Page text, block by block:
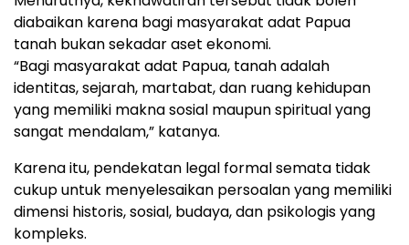
diabaikan karena bagi masyarakat adat Papua
tanah bukan sekadar aset ekonomi.
“Bagi masyarakat adat Papua, tanah adalah
identitas, sejarah, martabat, dan ruang kehidupan
yang memiliki makna sosial maupun spiritual yang
sangat mendalam,” katanya.
Karena itu, pendekatan legal formal semata tidak
cukup untuk menyelesaikan persoalan yang memiliki
dimensi historis, sosial, budaya, dan psikologis yang
kompleks.